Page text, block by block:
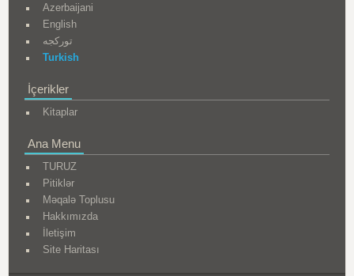
Azerbaijani
English
تورکجه
Turkish
İçerikler
Kitaplar
Ana Menu
TURUZ
Pitiklər
Məqalə Toplusu
Hakkımızda
İletişim
Site Haritası